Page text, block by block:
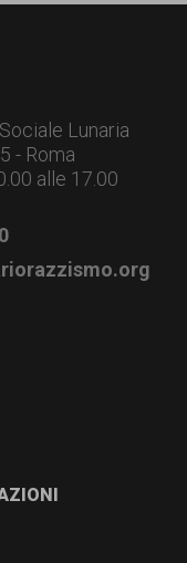
Lunaria
- Roma
alle 17.00